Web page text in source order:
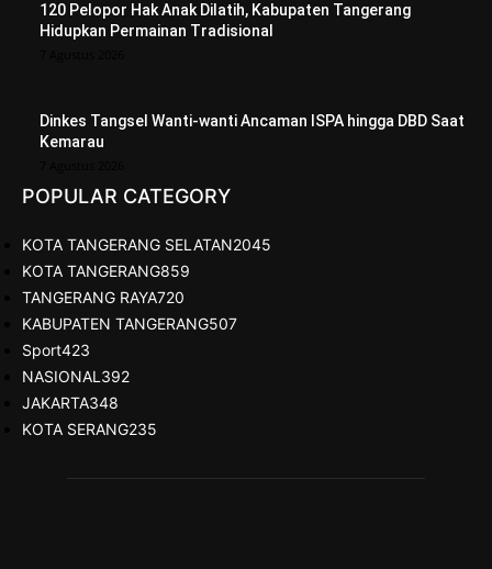
120 Pelopor Hak Anak Dilatih, Kabupaten Tangerang
Hidupkan Permainan Tradisional
Dinkes Tangsel Wanti-wanti Ancaman ISPA hingga DBD Saat
Kemarau
POPULAR CATEGORY
KOTA TANGERANG SELATAN2045
KOTA TANGERANG859
TANGERANG RAYA720
KABUPATEN TANGERANG507
Sport423
NASIONAL 392
JAKARTA348
KOTA SERANG235